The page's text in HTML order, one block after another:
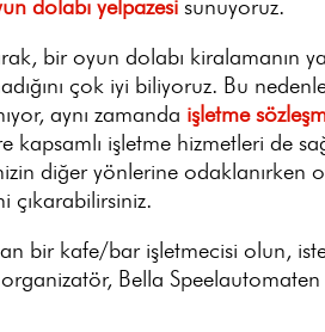
dolabı yelpazesi sunuyoruz.
bir oyun dolabı kiralamanın
çok iyi biliyoruz. Bu
aynı zamanda işletme
işletme hizmetleri de
diğer yönlerine odaklanırken
çıkarabilirsiniz.
bir kafe/bar işletmecisi olun,
Bella